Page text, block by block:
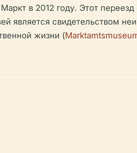
в 2012 году. Этот переезд
является свидетельством
жизни (